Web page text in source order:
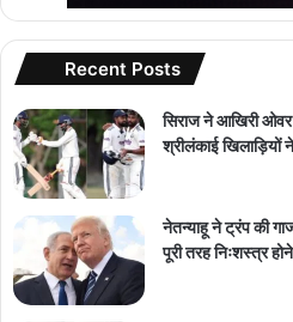
Recent Posts
सिराज ने आखिरी
श्रीलंकाई खिलाड़ियों
नेतन्याहू ने ट्रंप की
पूरी तरह निःशस्त्र